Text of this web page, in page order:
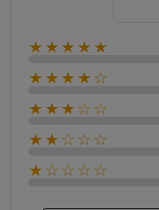
★★★★★
★★★★☆
★★★☆☆
★★☆☆☆
★☆☆☆☆